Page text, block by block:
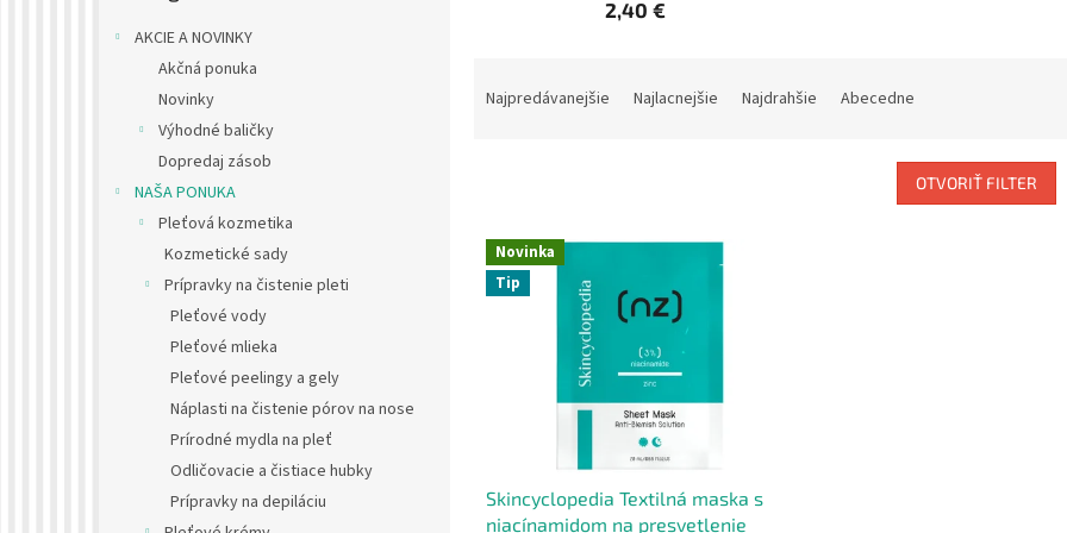
AKCIE A NOVINKY
Akčná ponuka
Novinky
Výhodné baličky
Dopredaj zásob
NAŠA PONUKA
Pleťová kozmetika
Kozmetické sady
Prípravky na čistenie pleti
Pleťové vody
Pleťové mlieka
Pleťové peelingy a gely
Náplasti na čistenie pórov na nose
Prírodné mydla na pleť
Odličovacie a čistiace hubky
Prípravky na depiláciu
2,40 €
Najpredávanejšie Najlacnejšie Najdrahšie Abecedne
OTVORIŤ FILTER
V
p
Novinka
Tip
Skincyclopedia Textilná maska s
niacínamidom na presvetlenie